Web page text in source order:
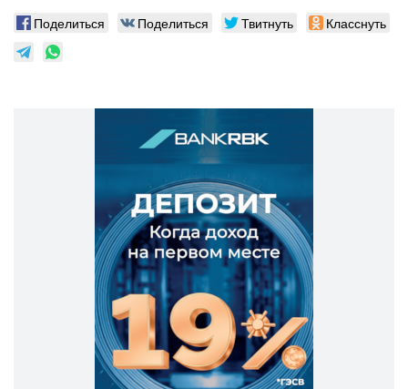
Поделиться Поделиться Твитнуть Класснуть